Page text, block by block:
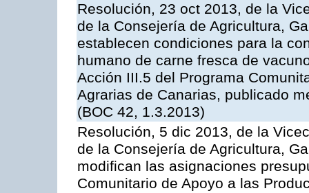
Resolución, 23 oct 2013, de la
de la Consejería de Agricultura,
establecen condiciones para la
humano de carne fresca de
Acción III.5 del Programa
Agrarias de Canarias, publicado
(BOC 42, 1.3.2013)
Resolución, 5 dic 2013, de la
de la Consejería de Agricultura,
modifican las asignaciones
Comunitario de Apoyo a las